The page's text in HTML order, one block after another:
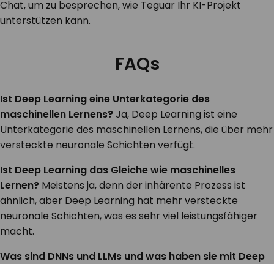
Chat, um zu besprechen, wie Teguar Ihr KI-Projekt
unterstützen kann.
FAQs
Ist Deep Learning eine Unterkategorie des
maschinellen Lernens?Ja, Deep Learning ist eine
Unterkategorie des maschinellen Lernens, die über mehr
versteckte neuronale Schichten verfügt.
Ist Deep Learning das Gleiche wie maschinelles
Lernen? Meistens ja, denn der inhärente Prozess ist
ähnlich, aber Deep Learning hat mehr versteckte
neuronale Schichten, was es sehr viel leistungsfähiger
macht.
Was sind DNNs und LLMs und was haben sie mit Deep